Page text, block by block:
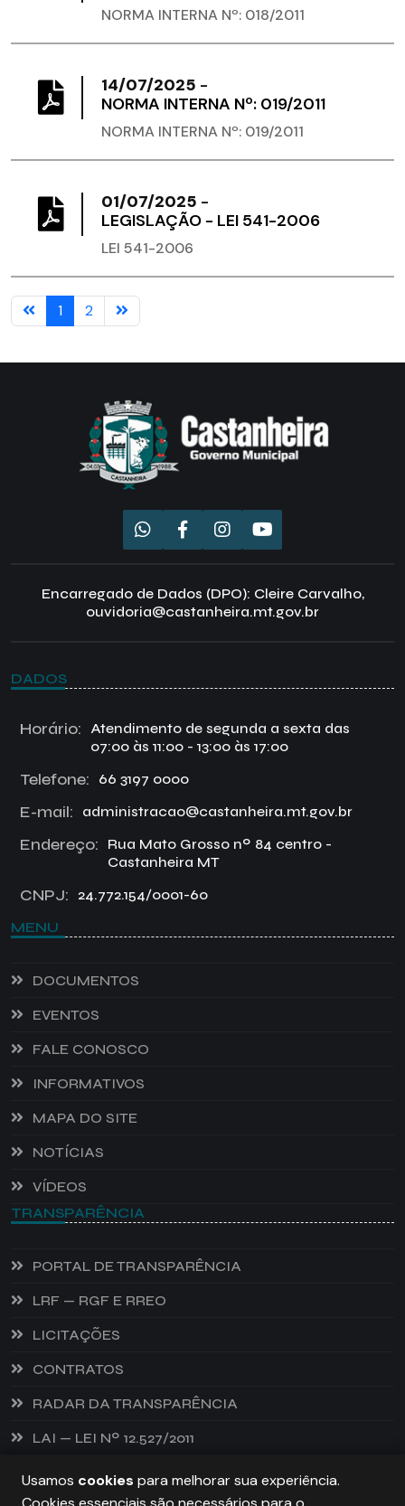
NORMA INTERNA Nº: 018/2011
14/07/2025 -
NORMA INTERNA Nº: 019/2011
NORMA INTERNA Nº: 019/2011
01/07/2025 -
LEGISLAÇÃO - LEI 541-2006
LEI 541-2006
1 2
Encarregado de Dados (DPO): Cleire Carvalho,
ouvidoria@castanheira.mt.gov.br
DADOS
Horário:
Atendimento de segunda a sexta das
07:00 às 11:00 - 13:00 às 17:00
Telefone: 66 3197 0000
E-mail: administracao@castanheira.mt.gov.br
Endereço:
Rua Mato Grosso nº 84 centro -
Castanheira MT
CNPJ: 24.772.154/0001-60
MENU
DOCUMENTOS
EVENTOS
FALE CONOSCO
INFORMATIVOS
MAPA DO SITE
NOTÍCIAS
VÍDEOS
TRANSPARÊNCIA
PORTAL DE TRANSPARÊNCIA
LRF — RGF E RREO
LICITAÇÕES
CONTRATOS
RADAR DA TRANSPARÊNCIA
LAI — LEI Nº 12.527/2011
Usamos cookies para melhorar sua experiência.